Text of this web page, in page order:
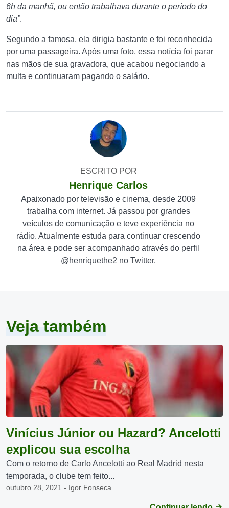
6h da manhã, ou então trabalhava durante o período do
dia”.
Segundo a famosa, ela dirigia bastante e foi reconhecida
por uma passageira. Após uma foto, essa notícia foi parar
nas mãos de sua gravadora, que acabou negociando a
multa e continuaram pagando o salário.
ESCRITO POR
Henrique Carlos
Apaixonado por televisão e cinema, desde 2009
trabalha com internet. Já passou por grandes
veículos de comunicação e teve experiência no
rádio. Atualmente estuda para continuar crescendo
na área e pode ser acompanhado através do perfil
@henriquethe2 no Twitter.
Veja também
Vinícius Júnior ou Hazard? Ancelotti
explicou sua escolha
Com o retorno de Carlo Ancelotti ao Real Madrid nesta
temporada, o clube tem feito...
outubro 28, 2021 - Igor Fonseca